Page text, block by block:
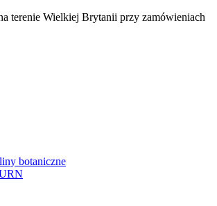
terenie Wielkiej Brytanii przy zamówieniach
botaniczne